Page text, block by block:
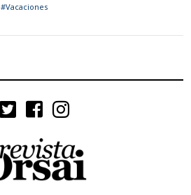
#Vacaciones